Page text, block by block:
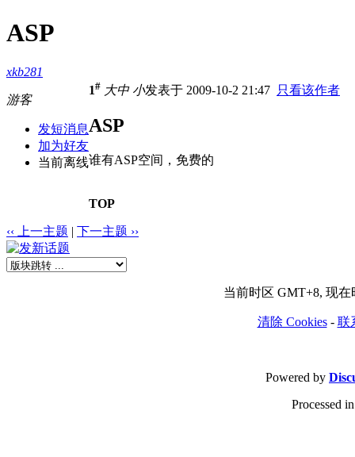
ASP
xkb281
游客
发短消息
加为好友
当前离线
1# 大中 小发表于 2009-10-2 21:47 只看该作者
ASP
谁有ASP空间，免费的
TOP
‹‹ 上一主题 | 下一主题 ››
当前时区 GMT+8, 现在
清除 Cookies- 联
Powered by
Processed